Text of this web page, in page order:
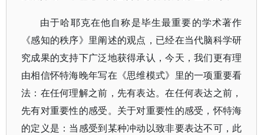
由于哈耶克在他自称是毕生最重要的学术著作
《感知的秩序》里阐述的观点，已经在当代脑科学研
究成果的支持下广泛地获得承认，今天，我们更有理
由相信怀特海晚年写在《思维模式》里的一项重要看
法：在任何理解之前，先有表达。在任何表达之前，
先有对重要性的感受。关于对重要性的感受，怀特海
的定义是：当感受到某种冲动以致非要表达不可，此